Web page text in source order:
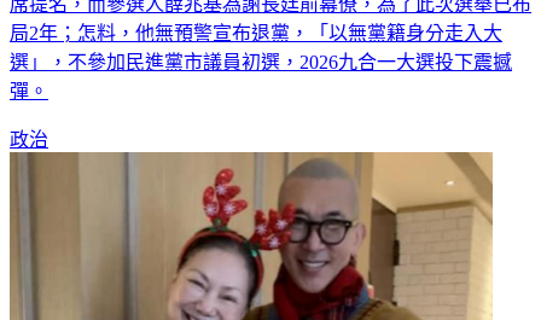
局2年；怎料，他無預警宣布退黨，「以無黨籍身分走入大
選」，不參加民進黨市議員初選，2026九合一大選投下震撼
彈。
政治